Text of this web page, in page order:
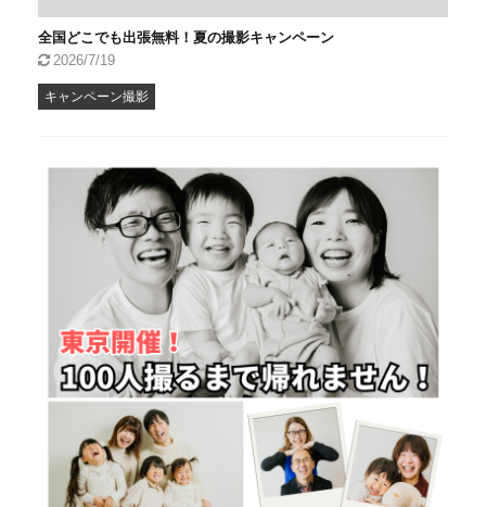
全国どこでも出張無料！夏の撮影キャンペーン
2026/7/19
キャンペーン撮影